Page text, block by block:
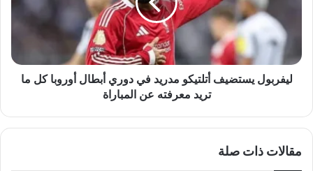
أبطال
أوروبا
كل
ليفربول يستضيف أتلتيكو مدريد في دوري أبطال أوروبا كل ما
تريد معرفته عن المباراة
مقالات ذات صلة